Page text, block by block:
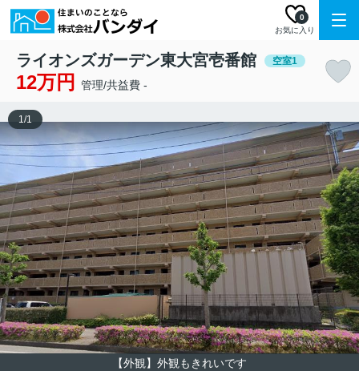
お気に入り
0
ライオンズガーデン東大宮壱番館 空室1
12万円 管理/共益費 -
【外観】外観もきれいです
1/1